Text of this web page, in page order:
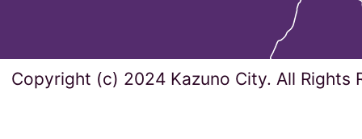
Copyright (c) 2024 Kazuno City. All Rights